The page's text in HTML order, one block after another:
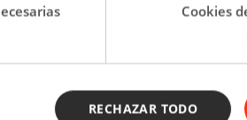
Cookies
RECHAZAR TODO